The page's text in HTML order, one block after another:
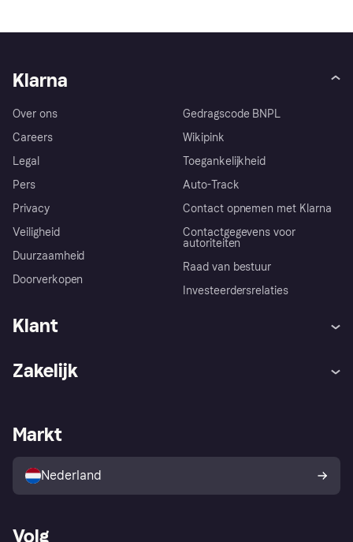
Klarna
Over ons
Careers
Legal
Pers
Privacy
Veiligheid
Duurzaamheid
Doorverkopen
Gedragscode BNPL
Wikipink
Toegankelijkheid
Auto-Track
Contact opnemen met Klarna
Contactgegevens voor
autoriteiten
Raad van bestuur
Investeerdersrelaties
Klant
Winkeloverzicht
Kopersbescherming voor
consumenten
Zakelijk
Zakelijke login
Markt
Nederland
Volg